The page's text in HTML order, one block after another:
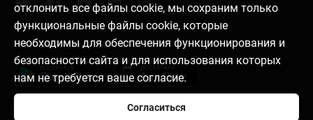
отклонить все файлы cookie, мы сохраним только
функциональные файлы cookie, которые
необходимы для обеспечения функционирования и
безопасности сайта и для использования которых
нам не требуется ваше согласие.
Согласиться
Установить приложение